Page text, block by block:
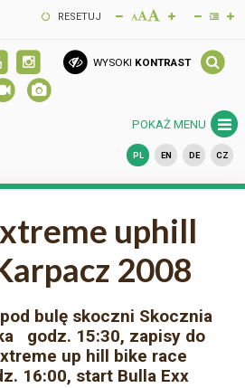
RESETUJ
WYSOKI KONTRAST
POKAŻ MENU
PL EN DE CZ
uphill
2008
bulę skoczni Skocznia
godz. 15:30, zapisy do
up hill bike race
16:00, start Bulla Exx